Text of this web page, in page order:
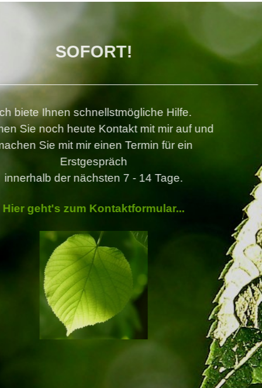
SOFORT!
Ich biete Ihnen schnellstmögliche Hilfe.
Nehmen Sie noch heute Kontakt mit mir auf
machen Sie mit mireinen Terminfür ein
Erstgespräch
innerhalb der nächsten 7 - 14 Tage.
Hier geht's zum Kontaktformular...